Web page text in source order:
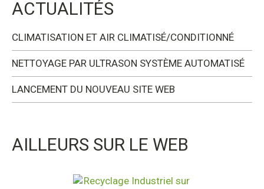
ACTUALITÉS
CLIMATISATION ET AIR CLIMATISÉ/CONDITIONNÉ
NETTOYAGE PAR ULTRASON SYSTÈME AUTOMATISÉ
LANCEMENT DU NOUVEAU SITE WEB
AILLEURS SUR LE WEB